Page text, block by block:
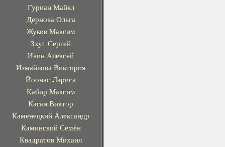
Гуриан Майкл
Дернова Ольга
Жуков Максим
Зхус Сергей
Ивин Алексей
Измайлова Виктория
Йоонас Лариса
Кабир Максим
Каган Виктор
Каменецкий Александр
Каминский Семён
Квадратов Михаил